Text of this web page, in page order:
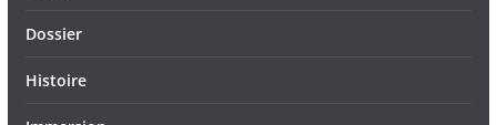
Dossier
Histoire